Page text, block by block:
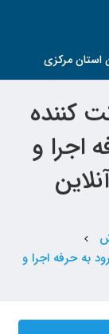
استان مرکزی
کننده
اجرا و
chevron_left
به حرفه اجرا و